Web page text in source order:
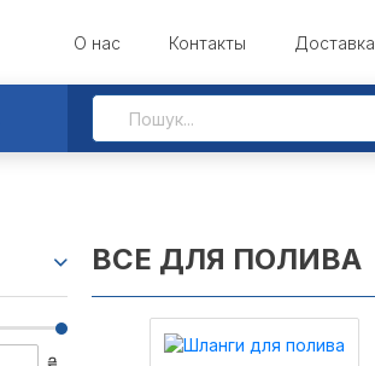
О нас Контакты Доставка
ВСЕ ДЛЯ ПОЛИВА